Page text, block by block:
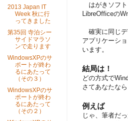
はがきソフト
LibreOfficeの
確実に同じデ
アプリケーシ
います。
結局は！
どの方式で
さてあなたな
例えば
じゃ、筆者だ
2013 Japan IT
Week 秋に行
ってきました
第35回 寺泊シー
サイドマラソ
ンで走ります
WindowsXPのサ
ポートが終わ
るにあたって
（その３）
WindowsXPのサ
ポートが終わ
るにあたって
（その２）